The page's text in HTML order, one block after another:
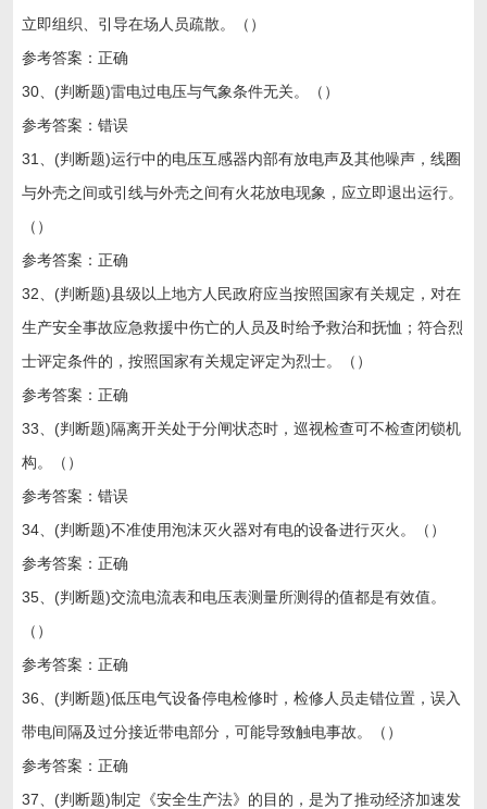
立即组织、引导在场人员疏散。（）
参考答案：正确
30、(判断题)雷电过电压与气象条件无关。（）
参考答案：错误
31、(判断题)运行中的电压互感器内部有放电声及其他噪声，线圈
与外壳之间或引线与外壳之间有火花放电现象，应立即退出运行。
（）
参考答案：正确
32、(判断题)县级以上地方人民政府应当按照国家有关规定，对在
生产安全事故应急救援中伤亡的人员及时给予救治和抚恤；符合烈
士评定条件的，按照国家有关规定评定为烈士。（）
参考答案：正确
33、(判断题)隔离开关处于分闸状态时，巡视检查可不检查闭锁机
构。（）
参考答案：错误
34、(判断题)不准使用泡沫灭火器对有电的设备进行灭火。（）
参考答案：正确
35、(判断题)交流电流表和电压表测量所测得的值都是有效值。
（）
参考答案：正确
36、(判断题)低压电气设备停电检修时，检修人员走错位置，误入
带电间隔及过分接近带电部分，可能导致触电事故。（）
参考答案：正确
37、(判断题)制定《安全生产法》的目的，是为了推动经济加速发